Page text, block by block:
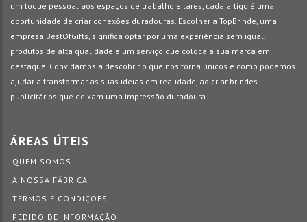
um toque pessoal aos espaços de trabalho e lares, cada artigo é uma
oportunidade de criar conexões duradouras. Escolher a TopBrinde, uma
empresa BestOfGifts, significa optar por uma experiência sem igual,
produtos de alta qualidade e um serviço que coloca a sua marca em
destaque. Convidamos a descobrir o que nos torna únicos e como podemos
ajudar a transformar as suas ideias em realidade, ao criar brindes
publicitários que deixam uma impressão duradoura.
ÁREAS ÚTEIS
QUEM SOMOS
A NOSSA FÁBRICA
TERMOS E CONDIÇÕES
PEDIDO DE INFORMAÇÃO